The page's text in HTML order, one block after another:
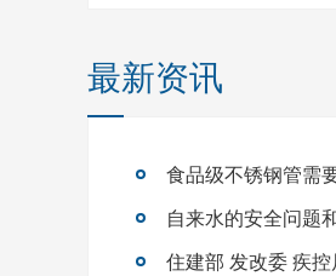
最新资讯
食品级不锈钢管需
自来水的安全问题